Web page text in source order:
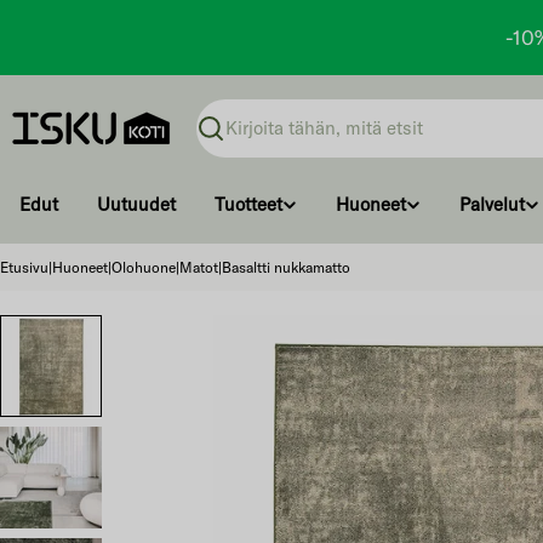
-
ja
siirry
Haku
Edut Uutuudet Tuotteet Huoneet Palvelut
Etusivu|Huoneet|Olohuone|Matot|Basaltti nukkamatto